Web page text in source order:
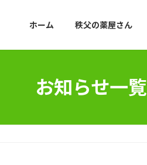
ホーム 秩父の薬屋さん
お知らせ一覧